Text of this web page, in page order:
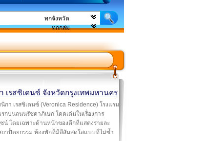
เรสซิเดนซ์ จังหวัดกรุงเทพมหานคร
นิกา เรสซิเดนซ์ (Veronica Residence) โรงแรม
กบนถนนรัชดาภิเษก โดดเด่นในเรื่องการ
น์ โดยเฉพาะด้านหน้าของตึกที่แสดงรายละ
ถาปััตยกรรม ห้องพักที่มีสีสันสดใสแบบที่ไม่ซ้ำ